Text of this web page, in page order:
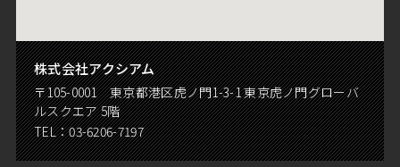
株式会社アクシアム
〒105-0001 東京都港区虎ノ門1-3-1 東京虎ノ門グローバ
ルスクエア 5階
TEL：03-6206-7197